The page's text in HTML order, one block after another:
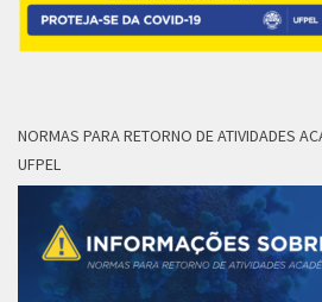
NORMAS PARA RETORNO DE ATIVIDADES
UFPEL